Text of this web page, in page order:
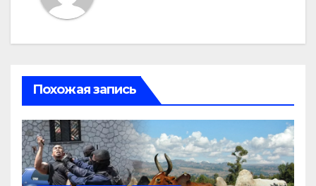
Похожая запись